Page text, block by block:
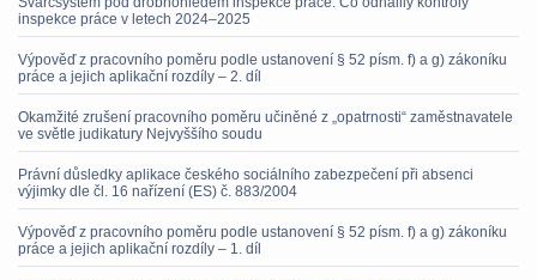
inspekce práce v letech 2024–2025
Výpověď z pracovního poměru podle ustanovení § 52 písm. f) a g) zákoníku
práce a jejich aplikační rozdíly – 2. díl
Okamžité zrušení pracovního poměru učiněné z „opatrnosti“ zaměstnavatele
ve světle judikatury Nejvyššího soudu
Právní důsledky aplikace českého sociálního zabezpečení při absenci
výjimky dle čl. 16 nařízení (ES) č. 883/2004
Výpověď z pracovního poměru podle ustanovení § 52 písm. f) a g) zákoníku
práce a jejich aplikační rozdíly – 1. díl